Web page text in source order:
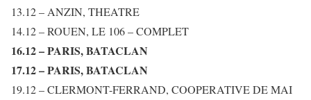
13.12 – ANZIN, THEATRE
14.12 – ROUEN, LE 106 – COMPLET
16.12 – PARIS, BATACLAN
17.12 – PARIS, BATACLAN
19.12 – CLERMONT-FERRAND, COOPERATIVE DE MAI